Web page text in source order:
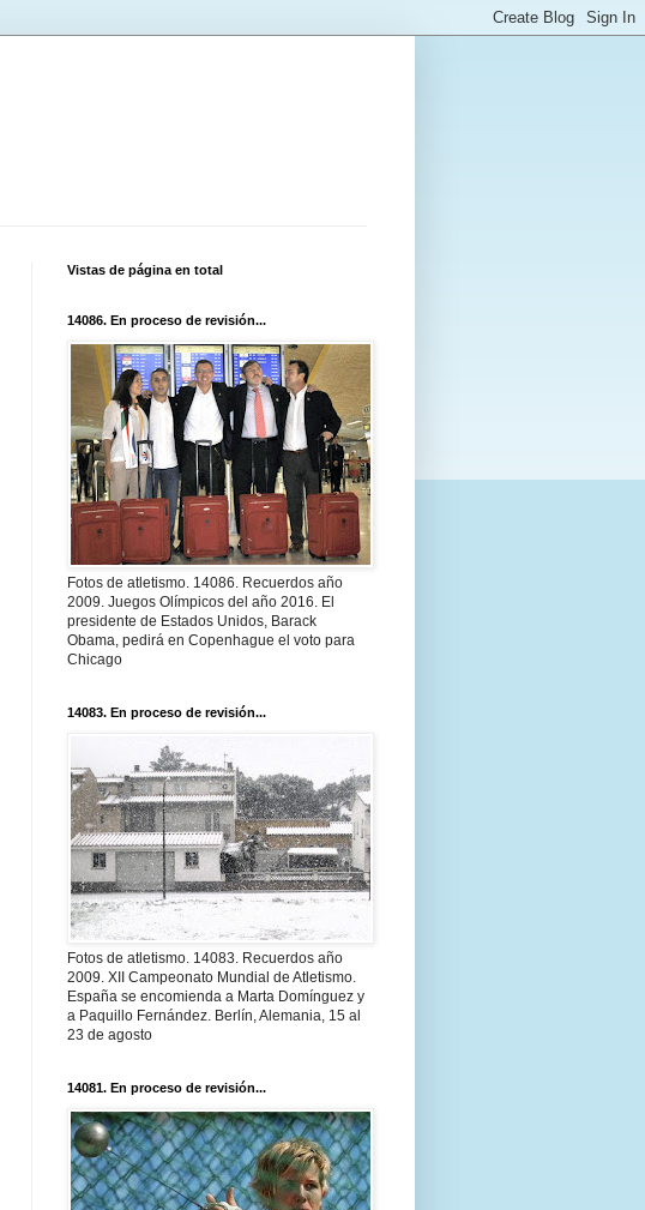
Vistas de página en total
14086. En proceso de revisión...
Fotos de atletismo. 14086. Recuerdos año
2009. Juegos Olímpicos del año 2016. El
presidente de Estados Unidos, Barack
Obama, pedirá en Copenhague el voto para
Chicago
14083. En proceso de revisión...
Fotos de atletismo. 14083. Recuerdos año
2009. XII Campeonato Mundial de Atletismo.
España se encomienda a Marta Domínguez y
a Paquillo Fernández. Berlín, Alemania, 15 al
23 de agosto
14081. En proceso de revisión...